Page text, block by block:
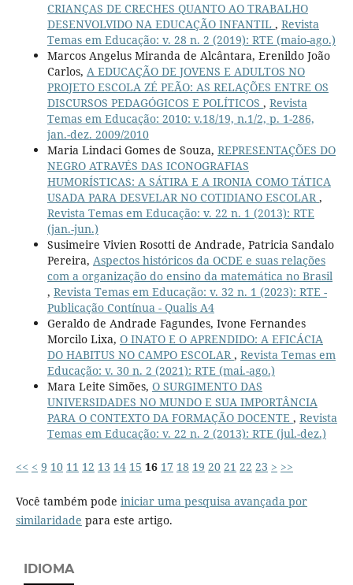
CRIANÇAS DE CRECHES QUANTO AO TRABALHO
DESENVOLVIDO NA EDUCAÇÃO INFANTIL , Revista
Temas em Educação: v. 28 n. 2 (2019): RTE (maio-ago.)
Marcos Angelus Miranda de Alcântara, Erenildo João
Carlos, A EDUCAÇÃO DE JOVENS E ADULTOS NO
PROJETO ESCOLA ZÉ PEÃO: AS RELAÇÕES ENTRE OS
DISCURSOS PEDAGÓGICOS E POLÍTICOS , Revista
Temas em Educação: 2010: v.18/19, n.1/2, p. 1-286,
jan.-dez. 2009/2010
Maria Lindaci Gomes de Souza, REPRESENTAÇÕES DO
NEGRO ATRAVÉS DAS ICONOGRAFIAS
HUMORÍSTICAS: A SÁTIRA E A IRONIA COMO TÁTICA
USADA PARA DESVELAR NO COTIDIANO ESCOLAR ,
Revista Temas em Educação: v. 22 n. 1 (2013): RTE
(jan.-jun.)
Susimeire Vivien Rosotti de Andrade, Patricia Sandalo
Pereira, Aspectos históricos da OCDE e suas relações
com a organização do ensino da matemática no Brasil
, Revista Temas em Educação: v. 32 n. 1 (2023): RTE -
Publicação Contínua - Qualis A4
Geraldo de Andrade Fagundes, Ivone Fernandes
Morcilo Lixa, O INATO E O APRENDIDO: A EFICÁCIA
DO HABITUS NO CAMPO ESCOLAR , Revista Temas em
Educação: v. 30 n. 2 (2021): RTE (mai.-ago.)
Mara Leite Simões, O SURGIMENTO DAS
UNIVERSIDADES NO MUNDO E SUA IMPORTÂNCIA
PARA O CONTEXTO DA FORMAÇÃO DOCENTE , Revista
Temas em Educação: v. 22 n. 2 (2013): RTE (jul.-dez.)
<< < 9 10 11 12 13 14 15 16 17 18 19 20 21 22 23 > >>
Você também pode iniciar uma pesquisa avançada por
similaridade para este artigo.
IDIOMA